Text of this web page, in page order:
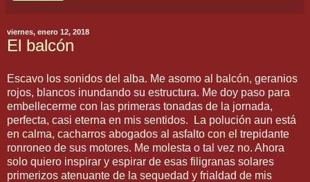
viernes, enero 12, 2018
El balcón
Escavo los sonidos del alba. Me asomo al balcón, geranios
rojos, blancos inundando su estructura. Me doy paso para
embellecerme con las primeras tonadas de la jornada,
perfecta, casi eterna en mis sentidos. La polución aun está
en calma, cacharros abogados al asfalto con el trepidante
ronroneo de sus motores. Me molesta o tal vez no. Ahora
solo quiero inspirar y espirar de esas filigranas solares
primerizos atenuante de la sequedad y frialdad de mis